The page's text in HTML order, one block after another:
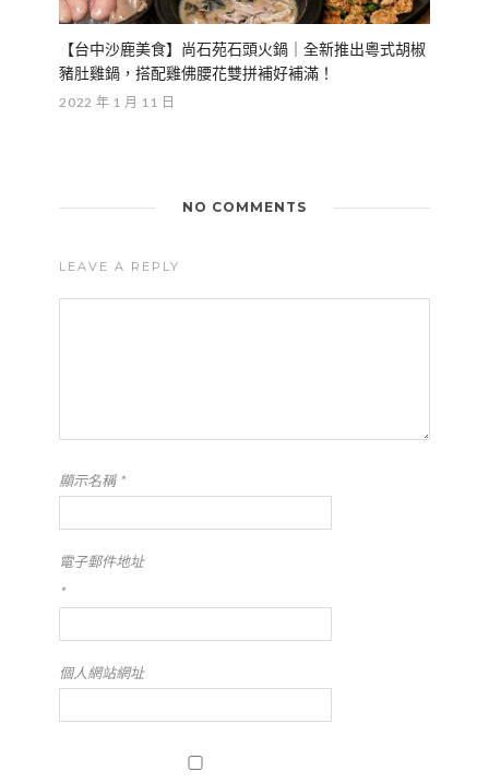
【台中沙鹿美食】尚石苑石頭火鍋｜全新推出粵式胡椒
豬肚雞鍋，搭配雞佛腰花雙拼補好補滿！
2022 年 1 月 11 日
NO COMMENTS
LEAVE A REPLY
顯示名稱*
電子郵件地址
*
個人網站網址